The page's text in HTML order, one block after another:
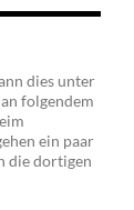
dies unter
folgendem
ein paar
die dortigen